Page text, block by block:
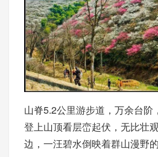
山脊5.2公里游步道，万余台阶
登上山顶看层峦起伏，无比壮
边，一汪碧水倒映着群山漫野的